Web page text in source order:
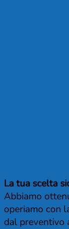
La tua scelta
Abbiamo
operiamo con
dal preventivo